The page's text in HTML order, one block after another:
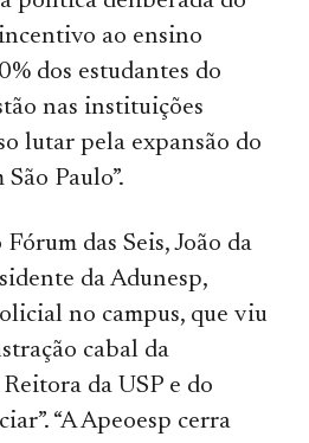
ao ensino
dos estudantes do
nas instituições
lutar pela expansão do
Paulo”.
das Seis, João da
da Adunesp,
no campus, que viu
cabal da
da USP e do
“A Apeoesp cerra